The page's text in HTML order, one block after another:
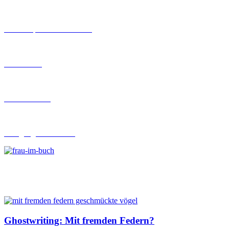
Ghostwriting: Mit fremden Federn?